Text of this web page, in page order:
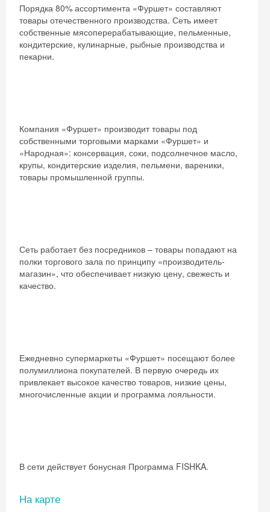
Порядка 80% ассортимента «Фуршет» составляют
товары отечественного производства. Сеть имеет
собственные мясоперерабатывающие, пельменные,
кондитерские, кулинарные, рыбные производства и
пекарни.
Компания «Фуршет» производит товары под
собственными торговыми марками «Фуршет» и
«Народная»: консервация, соки, подсолнечное масло,
крупы, кондитерские изделия, пельмени, вареники,
товары промышленной группы.
Сеть работает без посредников – товары попадают на
полки торгового зала по принципу «производитель-
магазин», что обеспечивает низкую цену, свежесть и
качество.
Ежедневно супермаркеты «Фуршет» посещают более
полумиллиона покупателей. В первую очередь их
привлекает высокое качество товаров, низкие цены,
многочисленные акции и программа лояльности.
В сети действует бонусная Программа FISHKA.
На карте